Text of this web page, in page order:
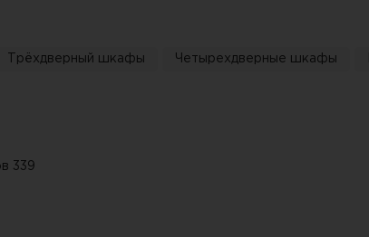
Трёхдверный шкафы Четырехдверные шкафы
339